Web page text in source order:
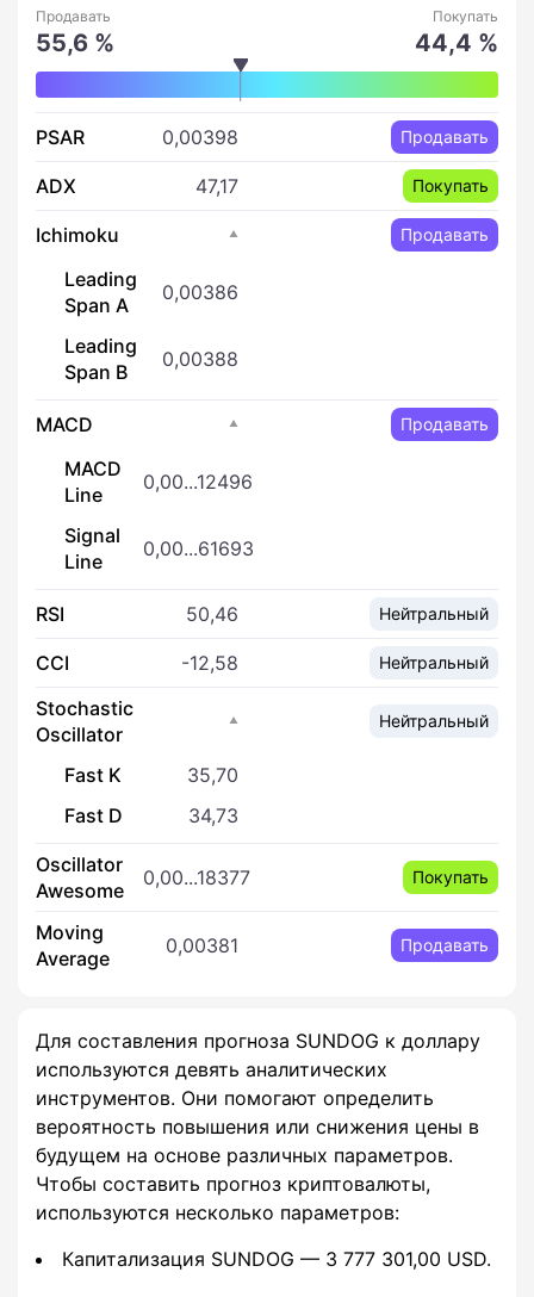
Продавать
55,6 %
Покупать
44,4 %
PSAR 0,00398 Продавать
ADX 47,17 Покупать
Ichimoku Продавать
Leading
Span A
0,00386
Leading
Span B
0,00388
MACD Продавать
MACD
Line
0,00...12496
Signal
Line
0,00...61693
RSI 50,46 Нейтральный
CCI -12,58 Нейтральный
Stochastic
Oscillator
Нейтральный
Fast K
35,70
Fast D
34,73
Oscillator
Awesome
0,00...18377 Покупать
Moving
Average
0,00381 Продавать
Для составления прогноза SUNDOG к доллару
используются девять аналитических
инструментов. Они помогают определить
вероятность повышения или снижения цены в
будущем на основе различных параметров.
Чтобы составить прогноз криптовалюты,
используются несколько параметров:
Капитализация SUNDOG — 3 777 301,00 USD.